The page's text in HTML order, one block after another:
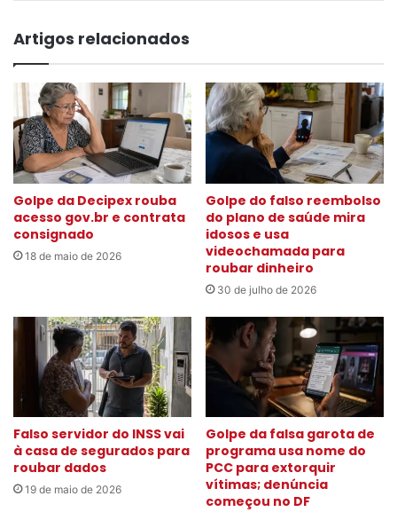
Artigos relacionados
Golpe da Decipex rouba
acesso gov.br e contrata
consignado
18 de maio de 2026
Golpe do falso reembolso
do plano de saúde mira
idosos e usa
videochamada para
roubar dinheiro
30 de julho de 2026
Falso servidor do INSS vai
à casa de segurados para
roubar dados
19 de maio de 2026
Golpe da falsa garota de
programa usa nome do
PCC para extorquir
vítimas; denúncia
começou no DF